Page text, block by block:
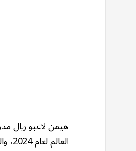
العالم لعام 2024، والتي سيطر عليها لاعبو الدوري الإسباني والإنجليزي.